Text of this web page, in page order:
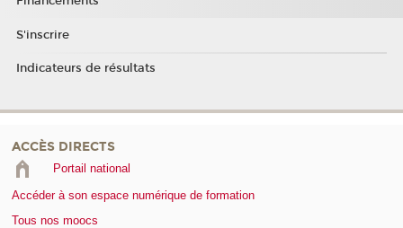
S'inscrire
Indicateurs de résultats
ACCÈS DIRECTS
Portail national
Accéder à son espace numérique de formation
Tous nos moocs